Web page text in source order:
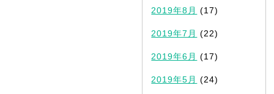
2019年8月 (17)
2019年7月 (22)
2019年6月 (17)
2019年5月 (24)